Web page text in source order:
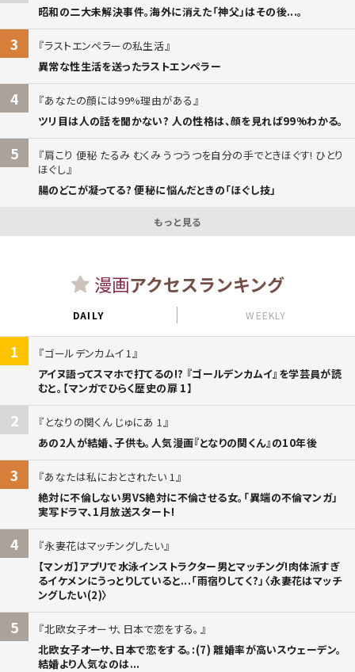
昭和の二大未解決事件。海外に消えた「神父」はその後...。
3
ラストエンペラーの私生活
異常な性生活を送ったラストエンペラー
4
あなたの顔には99%理由がある
ツリ目は人の話を聞かない? 人の性格は、顔を見れば99%わかる。
5
肩こり 便秘 たるみ むくみ うつうつを自分の手でときほぐす! ひとり
ほぐし
腸のどこが凝ってる? 便秘に悩んだときの「ほぐし技」
もっと見る
漫画アクセスランキング
DAILY WEEKLY
1
ゴールデンカムイ 1
アイヌ語ってスマホで打てるの!? 『ゴールデンカムイ』を学芸員が読
むと。【マンガでひらく歴史の扉 1】
2
となりの関くん じゅにあ 1
あの2人が結婚、子供も。人気漫画『となりの関くん』の10年後
3
あなたは私におとされたい 1
絶対に不倫しない男VS絶対に不倫させる女。「異端の不倫マンガ」
実写ドラマ、1月放送スタート!
4
永妻花はマッチングしたい
【マンガ】アプリで水泳インストラクター男とマッチング!肉体派すぎ
るイケメンにうっとりしていると...「雨宿りしてく?」〈永妻花はマッチ
ングしたい(2)〉
5
北欧女子オーサ、日本で恋をする。
北欧女子オーサ、日本で恋をする。:(7) 離婚率が高いスウェーデン。
結婚より人気なのは...